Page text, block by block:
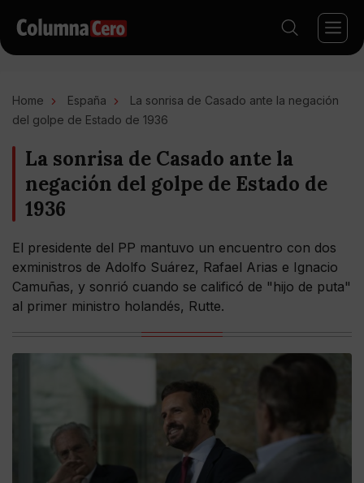
Home España
La sonrisa de Casado ante la negación
del golpe de Estado de 1936
La sonrisa de Casado ante la
negación del golpe de Estado de
1936
El presidente del PP mantuvo un encuentro con dos
exministros de Adolfo Suárez, Rafael Arias e Ignacio
Camuñas, y sonrió cuando se calificó de "hijo de puta"
al primer ministro holandés, Rutte.